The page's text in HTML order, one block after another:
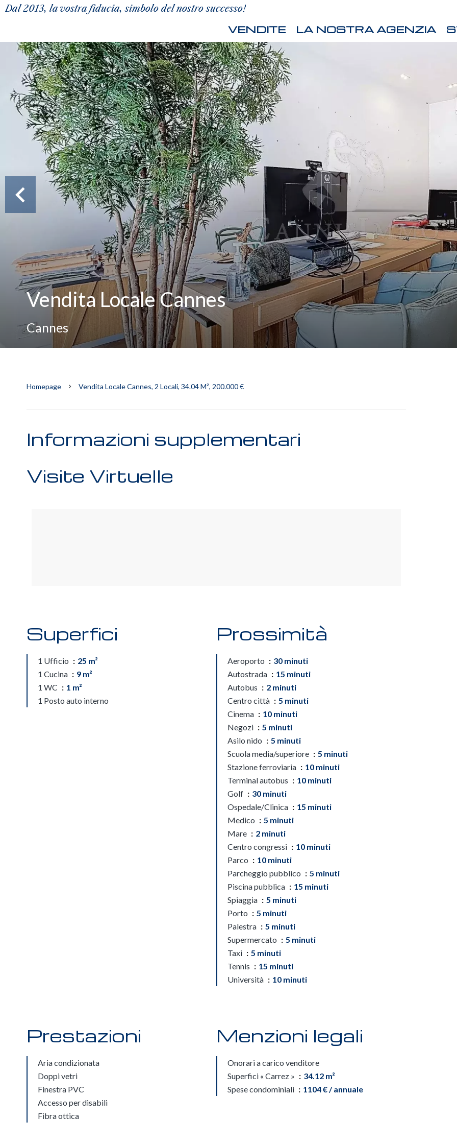
Dal 2013, la vostra fiducia, simbolo del nostro successo!
VENDITE LA NOSTRA AGENZIA
Vendita Locale Cannes
Cannes
Homepage Vendita Locale Cannes, 2 Locali, 34.04 M², 200.000 €
Informazioni supplementari
Visite Virtuelle
Superfici
1 Ufficio
25 m²
1 Cucina
9 m²
1 WC
1 m²
1 Posto auto interno
Prossimità
Aeroporto
30 minuti
Autostrada
15 minuti
Autobus
2 minuti
Centro città
5 minuti
Cinema
10 minuti
Negozi
5 minuti
Asilo nido
5 minuti
Scuola media/superiore
5 minuti
Stazione ferroviaria
10 minuti
Terminal autobus
10 minuti
Golf
30 minuti
Ospedale/Clinica
15 minuti
Medico
5 minuti
Mare
2 minuti
Centro congressi
10 minuti
Parco
10 minuti
Parcheggio pubblico
5 minuti
Piscina pubblica
15 minuti
Spiaggia
5 minuti
Porto
5 minuti
Palestra
5 minuti
Supermercato
5 minuti
Taxi
5 minuti
Tennis
15 minuti
Università
10 minuti
Prestazioni
Aria condizionata
Doppi vetri
Finestra PVC
Accesso per disabili
Fibra ottica
Menzioni legali
Onorari a carico venditore
Superfici « Carrez »
34.12 m²
Spese condominiali
1104 € / annuale